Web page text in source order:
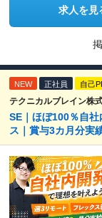
求人を見
NEW 正社員 自己
テクニカルブレイン株
SE｜ほぼ100％自
ス｜賞与3カ月分実